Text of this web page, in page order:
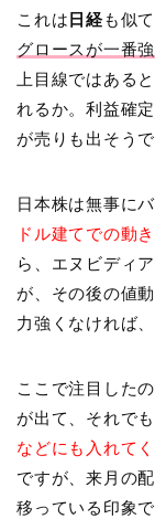
これは 日経も似
グロースが一番
上目線ではある
れるか。利益確
が売りも出そうで
日本株は無事に
ドル建てでの動き
ら、エヌビディ
が、その後の値
力強くなければ
ここで注目した
が出て、それで
などにも入れて
ですが、来月の
移っている印象で